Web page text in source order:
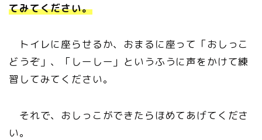
てみてください。
トイレに座らせるか、おまるに座って「おしっこ
どうぞ」、「しーしー」というふうに声をかけて練
習してみてください。
それで、おしっこができたらほめてあげてくださ
い。